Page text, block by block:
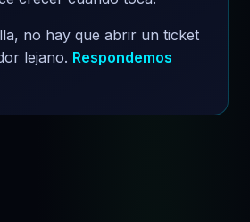
no hay que abrir un ticket
lejano. Respondemos